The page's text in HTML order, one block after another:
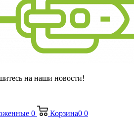
на наши новости!
0 Корзина0 0